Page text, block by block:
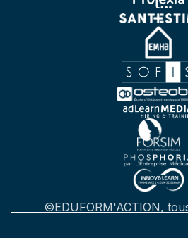
©EDUFORM'ACTION,